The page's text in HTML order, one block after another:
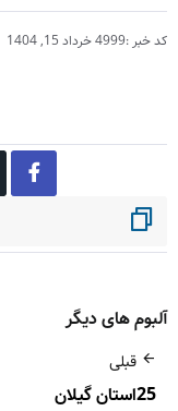
کد خبر :4999 خرداد 15, 1404
آلبوم های دیگر
قبلی
25استان گیلان